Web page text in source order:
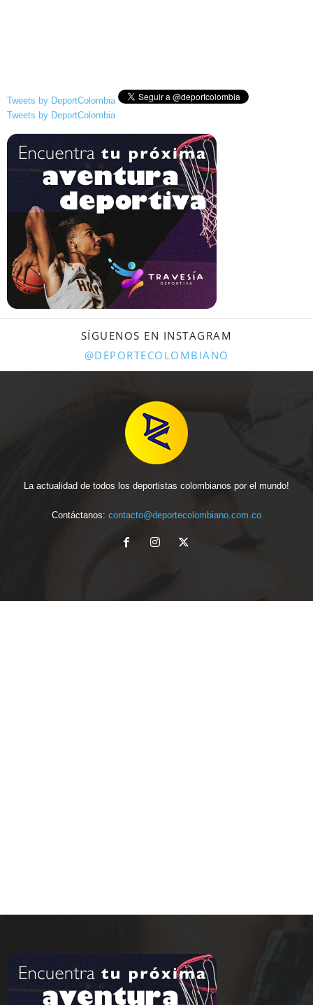
Tweets by DeportColombia
Tweets by DeportColombia
SÍGUENOS EN INSTAGRAM
@DEPORTECOLOMBIANO
La actualidad de todos los deportistas colombianos por el mundo!
Contáctanos: contacto@deportecolombiano.com.co